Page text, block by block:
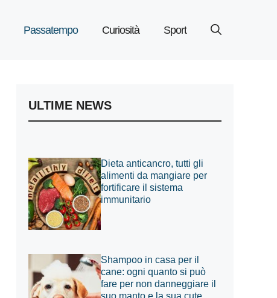
Passatempo Curiosità Sport
ULTIME NEWS
Dieta anticancro, tutti gli
alimenti da mangiare per
fortificare il sistema
immunitario
Shampoo in casa per il
cane: ogni quanto si può
fare per non danneggiare il
suo manto e la sua cute